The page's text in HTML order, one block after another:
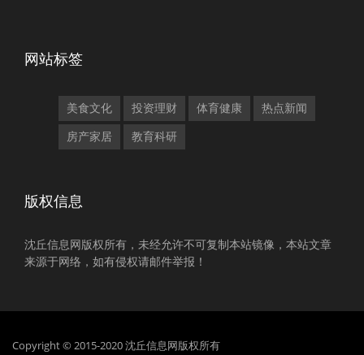
网站标签
美食文化 投资理财 体育健康 热点新闻
房产家居 教育科研
版权信息
沈丘信息网版权所有，未经允许不可复制本站镜像，本站文章
来源于网络，如有侵权请邮件举报！
Copyright © 2015-2020 沈丘信息网版权所有